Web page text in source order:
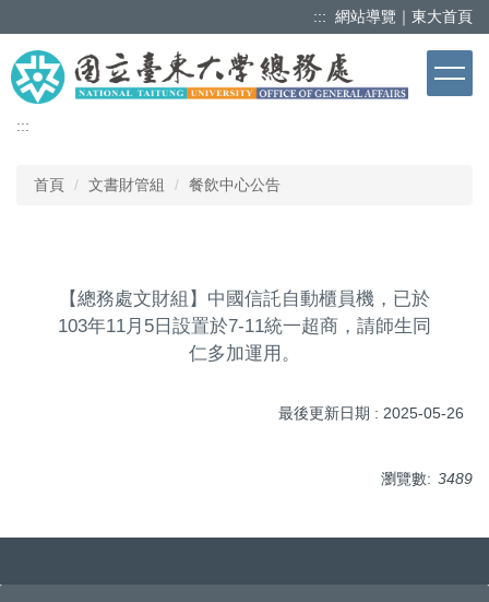
到
主
要
內
容
::: 網站導覽｜ 東大首頁
:::
首頁 文書財管組 餐飲中心公告
【總務處文財組】中國信託自動櫃員機，已於
103年11月5日設置於7-11統一超商，請師生同
仁多加運用。